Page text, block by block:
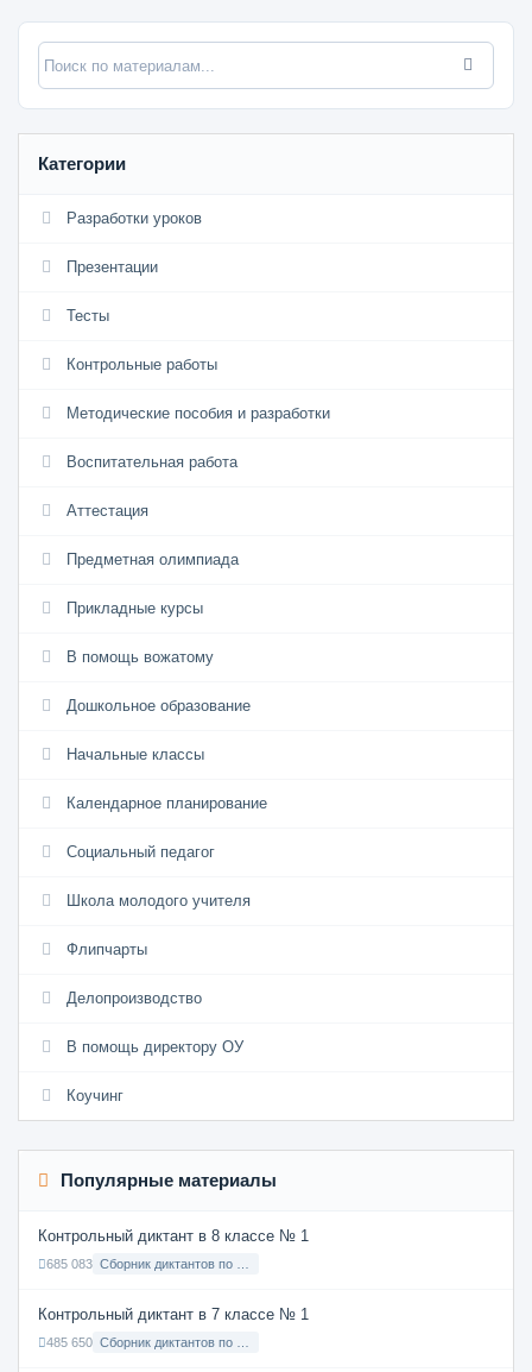
Категории
Разработки уроков
Презентации
Тесты
Контрольные работы
Методические пособия и разработки
Воспитательная работа
Аттестация
Предметная олимпиада
Прикладные курсы
В помощь вожатому
Дошкольное образование
Начальные классы
Календарное планирование
Социальный педагог
Школа молодого учителя
Флипчарты
Делопроизводство
В помощь директору ОУ
Коучинг
Популярные материалы
Контрольный диктант в 8 классе № 1
685 083
Контрольный диктант в 7 классе № 1
485 650